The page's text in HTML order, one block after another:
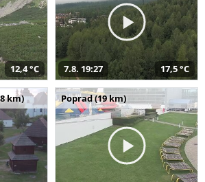
12,4 °C 7.8. 19:27 17,5 °C
km) Poprad (19 km)